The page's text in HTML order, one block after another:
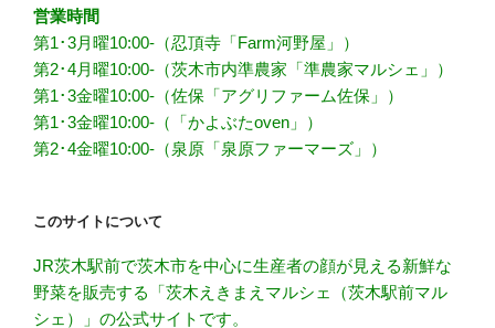
営業時間
第1･3月曜10:00-（忍頂寺「Farm河野屋」）
第2･4月曜10:00-（茨木市内準農家「準農家マルシェ」）
第1･3金曜10:00-（佐保「アグリファーム佐保」）
第1･3金曜10:00-（「かよぶたoven」）
第2･4金曜10:00-（泉原「泉原ファーマーズ」）
このサイトについて
JR茨木駅前で茨木市を中心に生産者の顔が見える新鮮な
野菜を販売する「茨木えきまえマルシェ（茨木駅前マル
シェ）」の公式サイトです。